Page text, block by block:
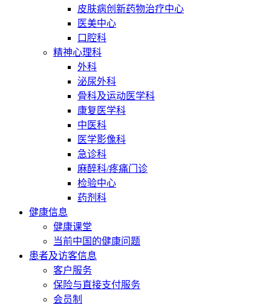
皮肤病创新药物治疗中心
医美中心
口腔科
精神心理科
外科
泌尿外科
骨科及运动医学科
康复医学科
中医科
医学影像科
急诊科
麻醉科/疼痛门诊
检验中心
药剂科
健康信息
健康课堂
当前中国的健康问题
患者及访客信息
客户服务
保险与直接支付服务
会员制